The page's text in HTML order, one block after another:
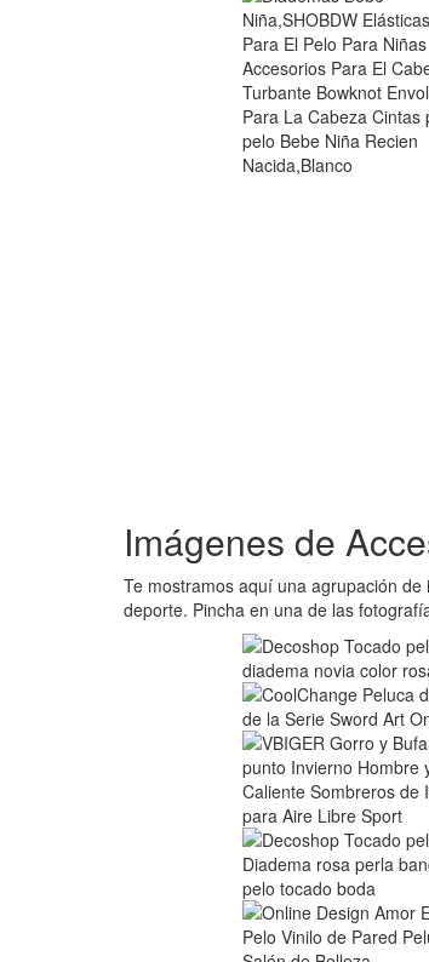
Imágenes de
Te mostramos aquí una agrupación de
deporte. Pincha en una de las